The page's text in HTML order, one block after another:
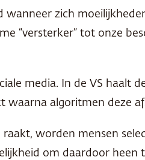
wanneer zich
“versterker” tot onze
media. In de VS haalt
waarna algoritmen deze
worden mensen
om daardoor